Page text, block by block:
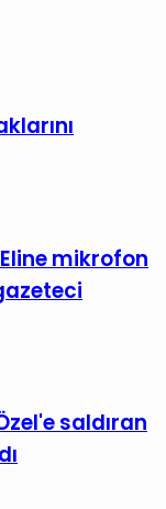
mikrofon
saldıran